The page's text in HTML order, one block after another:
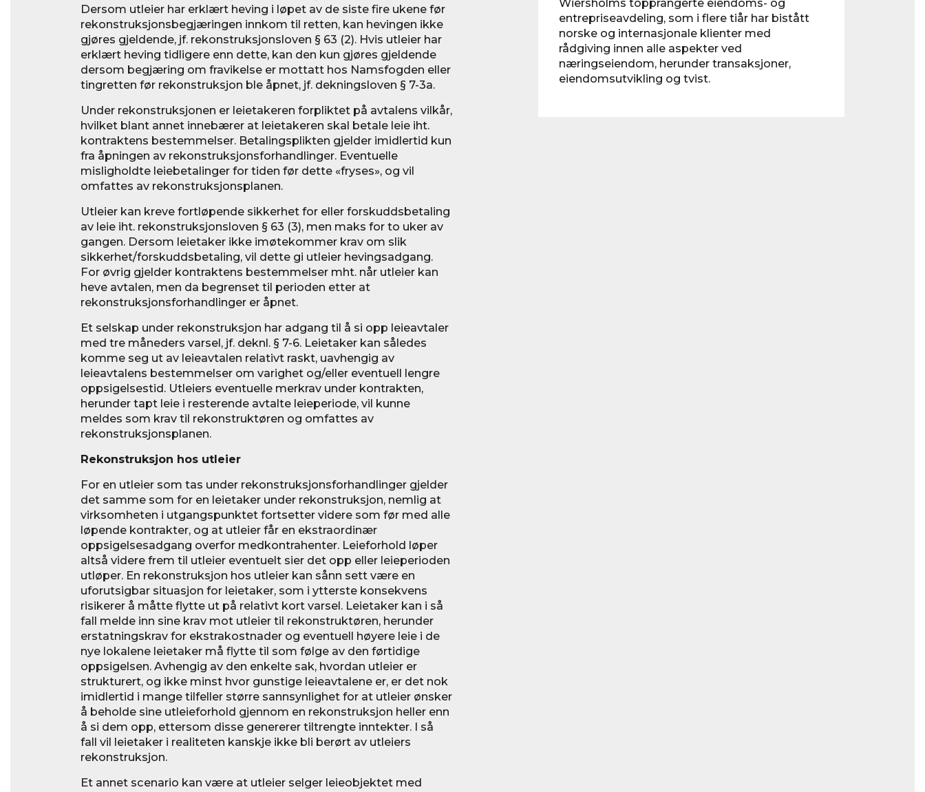
Dersom utleier har erklært heving i løpet av de siste fire ukene før
rekonstruksjonsbegjæringen innkom til retten, kan hevingen ikke
gjøres gjeldende, jf. rekonstruksjonsloven § 63 (2). Hvis utleier har
erklært heving tidligere enn dette, kan den kun gjøres gjeldende
dersom begjæring om fravikelse er mottatt hos Namsfogden eller
tingretten før rekonstruksjon ble åpnet, jf. dekningsloven § 7-3a.
Under rekonstruksjonen er leietakeren forpliktet på avtalens vilkår,
hvilket blant annet innebærer at leietakeren skal betale leie iht.
kontraktens bestemmelser. Betalingsplikten gjelder imidlertid kun
fra åpningen av rekonstruksjonsforhandlinger. Eventuelle
misligholdte leiebetalinger for tiden før dette «fryses», og vil
omfattes av rekonstruksjonsplanen.
Utleier kan kreve fortløpende sikkerhet for eller forskuddsbetaling
av leie iht. rekonstruksjonsloven § 63 (3), men maks for to uker av
gangen. Dersom leietaker ikke imøtekommer krav om slik
sikkerhet/forskuddsbetaling, vil dette gi utleier hevingsadgang.
For øvrig gjelder kontraktens bestemmelser mht. når utleier kan
heve avtalen, men da begrenset til perioden etter at
rekonstruksjonsforhandlinger er åpnet.
Et selskap under rekonstruksjon har adgang til å si opp leieavtaler
med tre måneders varsel, jf. deknl. § 7-6. Leietaker kan således
komme seg ut av leieavtalen relativt raskt, uavhengig av
leieavtalens bestemmelser om varighet og/eller eventuell lengre
oppsigelsestid. Utleiers eventuelle merkrav under kontrakten,
herunder tapt leie i resterende avtalte leieperiode, vil kunne
meldes som krav til rekonstruktøren og omfattes av
rekonstruksjonsplanen.
Rekonstruksjon hos utleier
For en utleier som tas under rekonstruksjonsforhandlinger gjelder
det samme som for en leietaker under rekonstruksjon, nemlig at
virksomheten i utgangspunktet fortsetter videre som før med alle
løpende kontrakter, og at utleier får en ekstraordinær
oppsigelsesadgang overfor medkontrahenter. Leieforhold løper
altså videre frem til utleier eventuelt sier det opp eller leieperioden
utløper. En rekonstruksjon hos utleier kan sånn sett være en
uforutsigbar situasjon for leietaker, som i ytterste konsekvens
risikerer å måtte flytte ut på relativt kort varsel. Leietaker kan i så
fall melde inn sine krav mot utleier til rekonstruktøren, herunder
erstatningskrav for ekstrakostnader og eventuell høyere leie i de
nye lokalene leietaker må flytte til som følge av den førtidige
oppsigelsen. Avhengig av den enkelte sak, hvordan utleier er
strukturert, og ikke minst hvor gunstige leieavtalene er, er det nok
imidlertid i mange tilfeller større sannsynlighet for at utleier ønsker
å beholde sine utleieforhold gjennom en rekonstruksjon heller enn
å si dem opp, ettersom disse genererer tiltrengte inntekter. I så
fall vil leietaker i realiteten kanskje ikke bli berørt av utleiers
rekonstruksjon.
Et annet scenario kan være at utleier selger leieobjektet med
Wiersholms topprangerte eiendoms- og
entrepriseavdeling, som i flere tiår har bistått
norske og internasjonale klienter med
rådgiving innen alle aspekter ved
næringseiendom, herunder transaksjoner,
eiendomsutvikling og tvist.